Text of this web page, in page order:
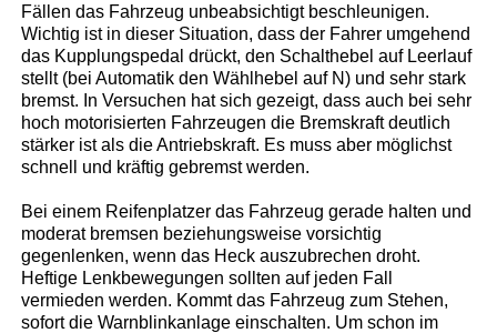
Fällen das Fahrzeug unbeabsichtigt beschleunigen.
Wichtig ist in dieser Situation, dass der Fahrer umgehend
das Kupplungspedal drückt, den Schalthebel auf Leerlauf
stellt (bei Automatik den Wählhebel auf N) und sehr stark
bremst. In Versuchen hat sich gezeigt, dass auch bei sehr
hoch motorisierten Fahrzeugen die Bremskraft deutlich
stärker ist als die Antriebskraft. Es muss aber möglichst
schnell und kräftig gebremst werden.
Bei einem Reifenplatzer das Fahrzeug gerade halten und
moderat bremsen beziehungsweise vorsichtig
gegenlenken, wenn das Heck auszubrechen droht.
Heftige Lenkbewegungen sollten auf jeden Fall
vermieden werden. Kommt das Fahrzeug zum Stehen,
sofort die Warnblinkanlage einschalten. Um schon im